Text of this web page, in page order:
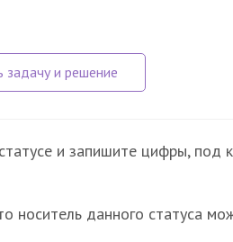
и запишите цифры, под
носитель данного статуса